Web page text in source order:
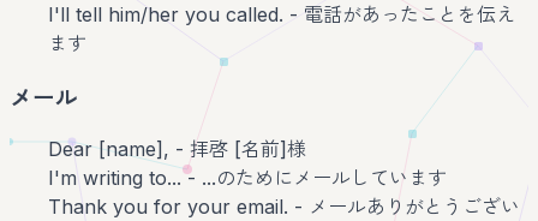
I'll tell him/her you called. - 電話があったことを伝え
ます
メール
Dear [name], - 拝啓 [名前]様
I'm writing to... - ...のためにメールしています
Thank you for your email. - メールありがとうござい